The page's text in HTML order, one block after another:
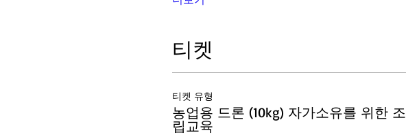
티켓
티켓 유형
농업용 드론 (10kg) 자가소유를 위한 조
립교육